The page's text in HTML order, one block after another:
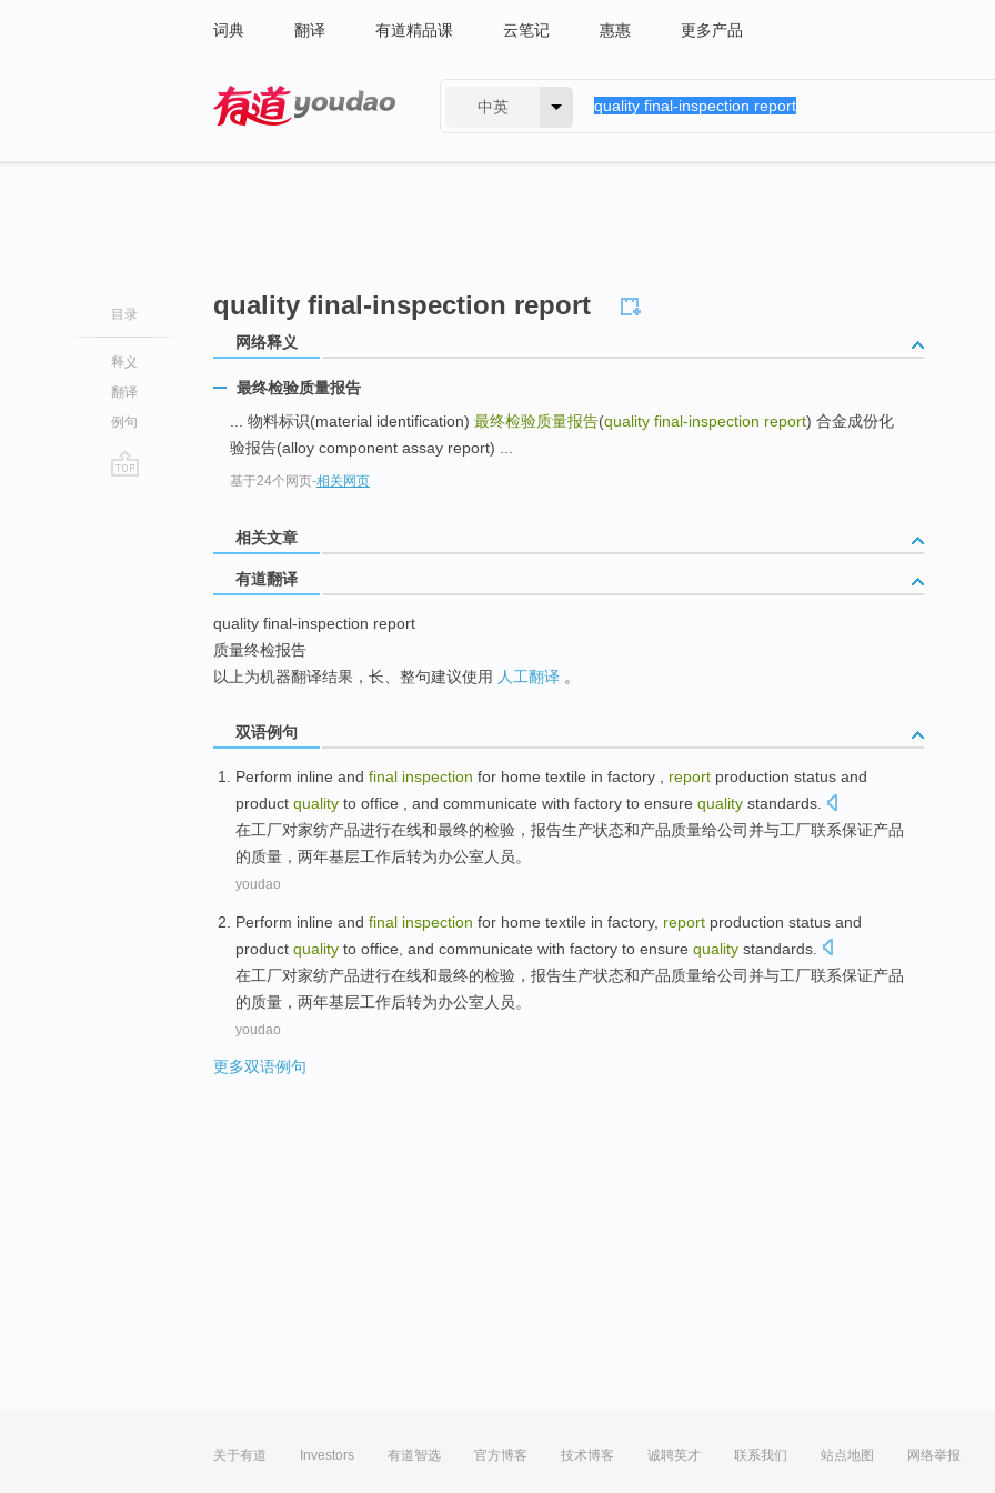
词典 翻译 有道精品课 云笔记 惠惠 更多产品
中英
目录
释义
翻译
例句
quality final-inspection report
网络释义
最终检验质量报告
... 物料标识(material identification) 最终检验质量报告(quality final-inspection report) 合金成份化
验报告(alloy component assay report) ...
基于24个网页-相关网页
相关文章
有道翻译
quality final-inspection report
质量终检报告
以上为机器翻译结果，长、整句建议使用 人工翻译 。
双语例句
Perform inline and final inspection for home textile in factory report production status and
product quality to office and communicate with factory to ensure quality standards.
在工厂对家纺产品进行在线和最终的检验 ， 报告生产状态和产品质量给公司 并与工厂联系保证产品
的质量，两年基层工作后转为办公室人员。
youdao
Perform inline and final inspection for home textile in factory, report production status and
product quality to office and communicate with factory to ensure quality standards.
在工厂对家纺产品进行在线和最终的检验 ， 报告生产状态和产品质量给公司 并与工厂联系保证产品
的质量，两年基层工作后转为办公室人员。
youdao
更多双语例句
关于有道 Investors 有道智选 官方博客 技术博客 诚聘英才 联系我们 站点地图 网络举报